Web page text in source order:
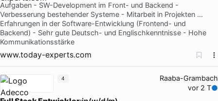
Aufgaben - SW-Development im Front- und Backend -
Verbesserung bestehender Systeme - Mitarbeit in Projekten …
Erfahrungen in der Software-Entwicklung (Frontend- und
Backend) - Sehr gute Deutsch- und Englischkenntnisse - Hohe
Kommunikationsstärke
www.today-experts.com
Raaba-Grambach
vor 2 T
4